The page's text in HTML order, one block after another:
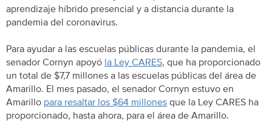
aprendizaje híbrido presencial y a distancia durante la
pandemia del coronavirus.
Para ayudar a las escuelas públicas durante la pandemia, el
senador Cornyn apoyó la Ley CARES, que ha proporcionado
un total de $7,7 millones a las escuelas públicas del área de
Amarillo. El mes pasado, el senador Cornyn estuvo en
Amarillo para resaltar los $64 millones que la Ley CARES ha
proporcionado, hasta ahora, para el área de Amarillo.